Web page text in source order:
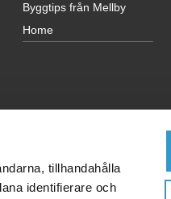
tillhandahålla
identifierare och
Byggtips från Mellby
Home